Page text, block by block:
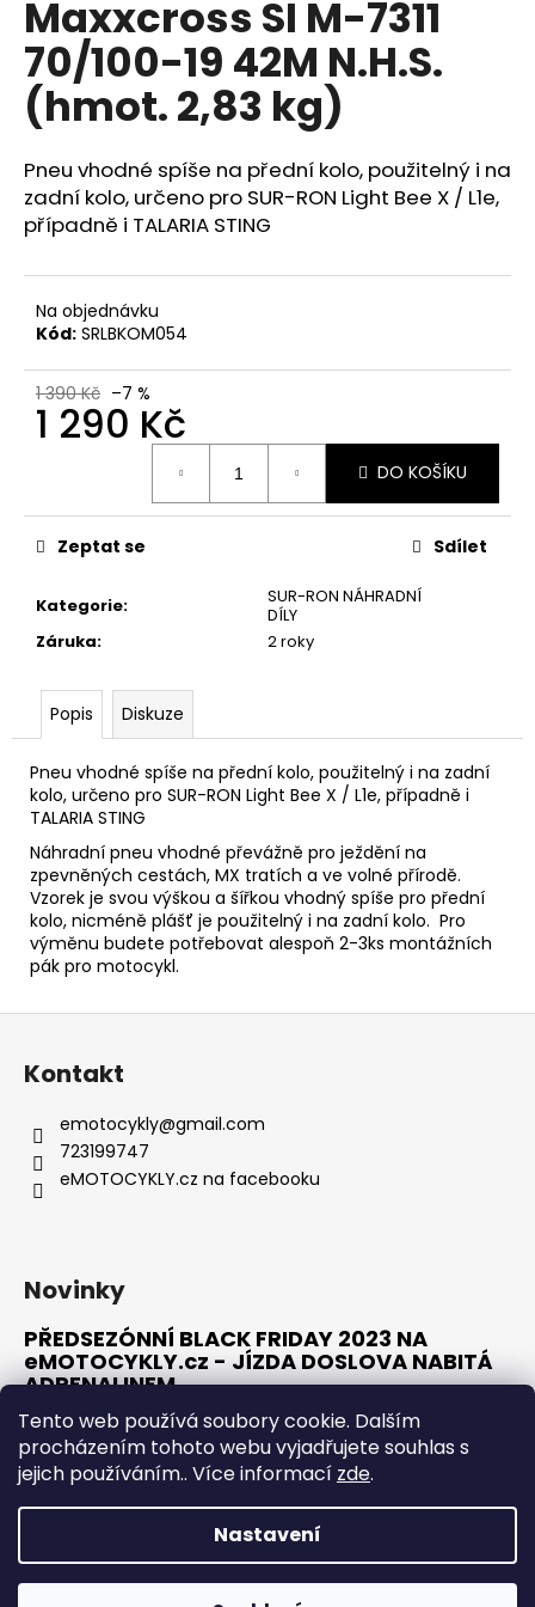
Tento web používá soubory cookie. Dalším
procházením tohoto webu vyjadřujete souhlas s
jejich používáním.. Více informací zde.
Nastavení
OTEVŘELI JSME PRO VÁS NOVOU KAMENNOU PRODEJNU V
MOSTĚ. NEVÁHEJTE NÁS NAVŠTÍVIT NA ADRESE J. E. PURKYNĚ
Maxxcross SI M-7311
70/100-19 42M N.H.S.
(hmot. 2,83 kg)
Pneu vhodné spíše na přední kolo, použitelný i na
zadní kolo, určeno pro SUR-RON Light Bee X / L1e,
případně i TALARIA STING
Na objednávku
Kód: SRLBKOM054
1 390 Kč –7 %
1 290 Kč
DO KOŠÍKU
Kategorie:
SUR-RON NÁHRADNÍ
DÍLY
Záruka: 2 roky
Zeptat se Sdílet
Popis Diskuze
Pneu vhodné spíše na přední kolo, použitelný i na zadní
kolo, určeno pro SUR-RON Light Bee X / L1e, případně i
TALARIA STING
Náhradní pneu vhodné převážně pro ježdění na
zpevněných cestách, MX tratích a ve volné přírodě.
Vzorek je svou výškou a šířkou vhodný spíše pro přední
kolo, nicméně plášť je použitelný i na zadní kolo. Pro
výměnu budete potřebovat alespoň 2-3ks montážních
pák pro motocykl.
a
j
í
t
?
HLEDAT
D
o
u
č
e
m
LIGHT
BEE
SUR-
RON
ZESÍLENÝ
ŘEMEN
POHONU
HDT
8M
560
16MM
GT3
Kč
Z
Kontakt
emotocykly@gmail.com
723199747
eMOTOCYKLY.cz na facebooku
Novinky
PŘEDSEZÓNNÍ BLACK FRIDAY 2023 NA
eMOTOCYKLY.cz - JÍZDA DOSLOVA NABITÁ
ADRENALINEM
10.1.2023
ARCHIV
Copyright 2026eMOTOCYKLY.cz. Všechna práva